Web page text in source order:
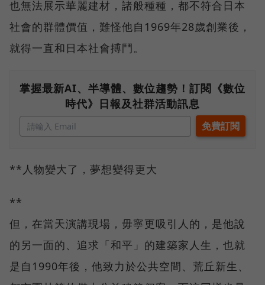
也無法展示華麗建材，諸般種種，都不符合日本
社會的群體價值，難怪他自1969年28歲創業後，
就得一直和日本社會搏鬥。
掌握最新AI、半導體、數位趨勢！訂閱《數位
時代》日報及社群活動訊息
**人物變大了，夢想變得更大
**
但，在當天演講現場，毋寧更吸引人的，是他說
的另一面的、追求「和平」的建築家人生，也就
是自1990年後，他致力於公共空間、荒丘新生、